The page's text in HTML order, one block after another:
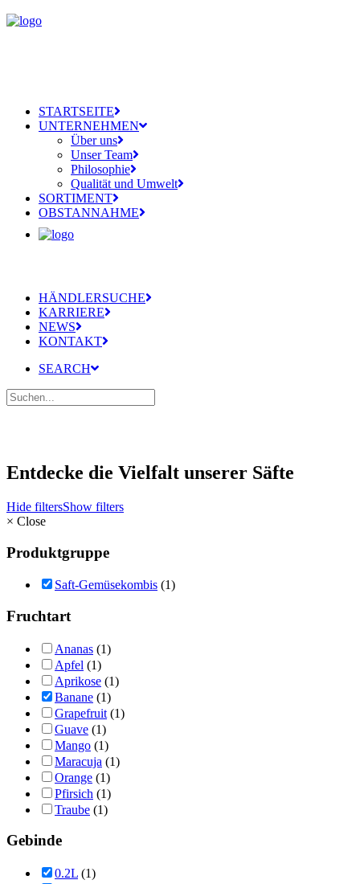
STARTSEITE
UNTERNEHMEN
Über uns
Unser Team
Philosophie
Qualität und Umwelt
SORTIMENT
OBSTANNAHME
HÄNDLERSUCHE
KARRIERE
NEWS
KONTAKT
SEARCH
Entdecke die Vielfalt unserer Säfte
Hide filtersShow filters
× Close
Produktgruppe
Saft-Gemüsekombis (1)
Fruchtart
Ananas (1)
Apfel (1)
Aprikose (1)
Banane (1)
Grapefruit (1)
Guave (1)
Mango (1)
Maracuja (1)
Orange (1)
Pfirsich (1)
Traube (1)
Gebinde
0.2L (1)